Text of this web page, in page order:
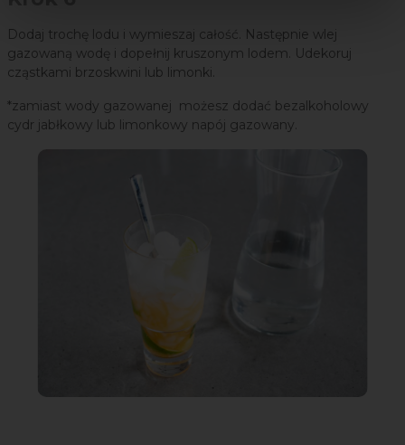
Dodaj trochę lodu i wymieszaj całość. Następnie wlej
gazowaną wodę i dopełnij kruszonym lodem. Udekoruj
cząstkami brzoskwini lub limonki.
*zamiast wody gazowanej możesz dodać bezalkoholowy
cydr jabłkowy lub limonkowy napój gazowany.